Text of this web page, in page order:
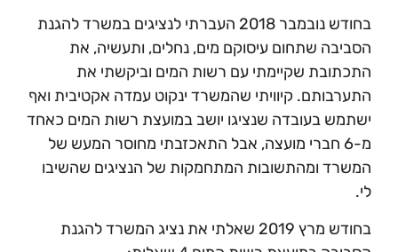
בחודש נובמבר 2018 העברתי לנציגים במשרד להגנת
הסביבה שתחום עיסוקם מים, נחלים, ותעשיה, את
התכתובת שקיימתי עם רשות המים וביקשתי את
התערבותם. קיוויתי שהמשרד ינקוט עמדה אקטיבית ואף
ישתמש בעובדה שנציגו יושב במועצת רשות המים כאחד
מ-6 חברי מועצה, אבל התאכזבתי מחוסר המעש של
המשרד ומהתשובות המתחמקות של הנציגים שהשיבו
לי.
בחודש מרץ 2019 שאלתי את נציג המשרד להגנת